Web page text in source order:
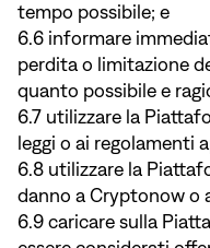
tempo possibile; e
6.6 informare
perdita o limitazione
quanto possibile e
6.7 utilizzare la
leggi o ai regolamenti
6.8 utilizzare la
danno a Cryptonow o
6.9 caricare sulla